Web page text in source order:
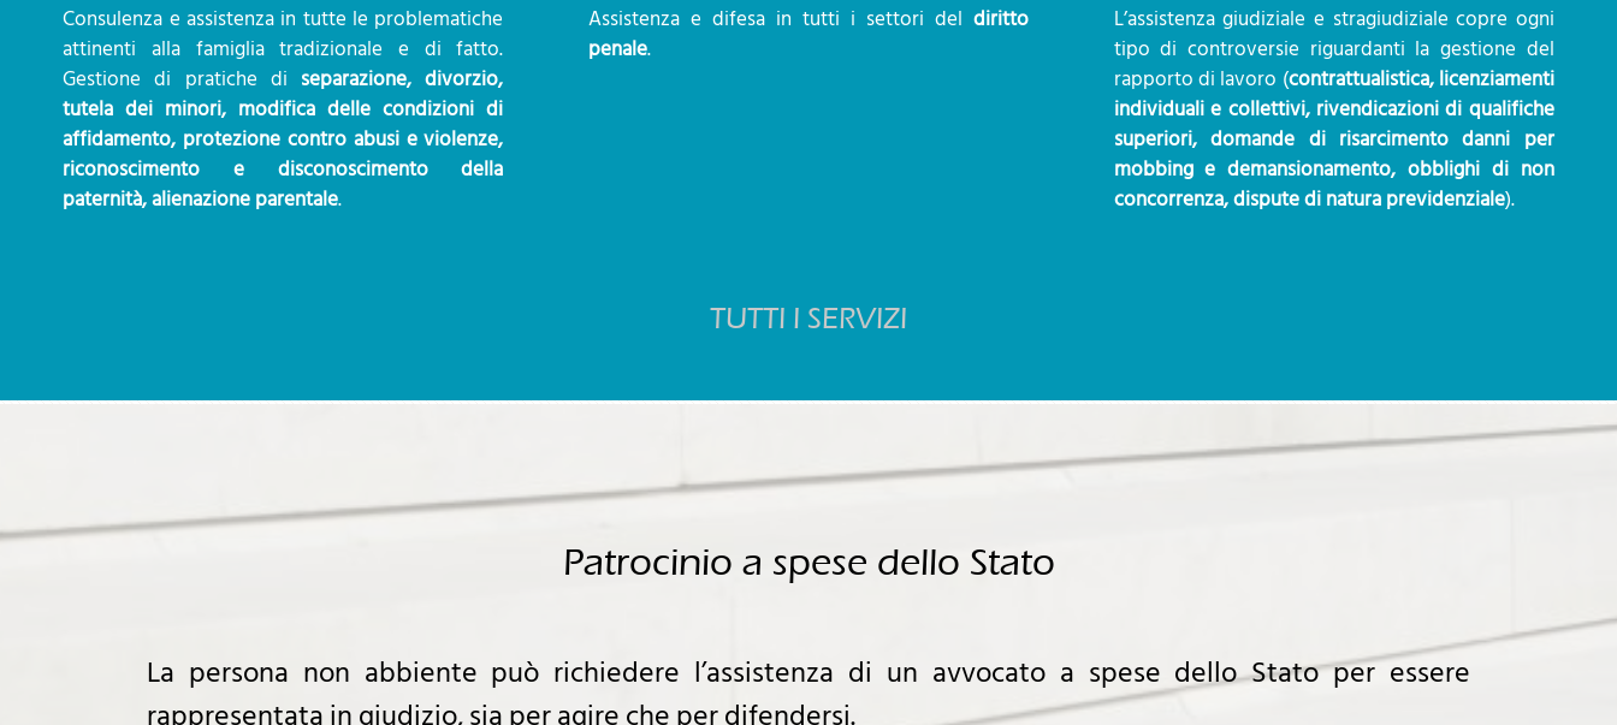
Consulenza e assistenza in tutte le problematiche
attinenti alla famiglia tradizionale e di fatto.
Gestione di pratiche di separazione, divorzio,
tutela dei minori, modifica delle condizioni di
affidamento, protezione contro abusi e violenze,
riconoscimento e disconoscimento della
paternità, alienazione parentale.
Assistenza e difesa in tutti i settori deldiritto
penale.
L’assistenza giudiziale e stragiudiziale copre ogni
tipo di controversie riguardanti la gestione del
rapporto di lavoro (contrattualistica, licenziamenti
individuali e collettivi, rivendicazioni di qualifiche
superiori, domande di risarcimento danni per
mobbing e demansionamento, obblighi di non
concorrenza, dispute di natura previdenziale).
TUTTI I SERVIZI
Patrocinio a spese dello Stato
La persona non abbiente può richiedere l’assistenza di un avvocato a spese dello Stato per essere